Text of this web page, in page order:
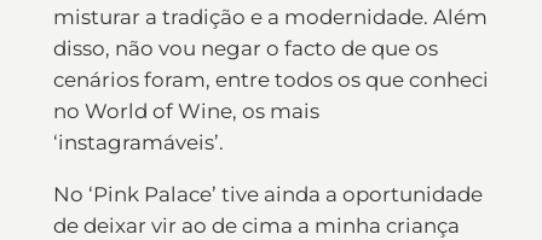
misturar a tradição e a modernidade. Além
disso, não vou negar o facto de que os
cenários foram, entre todos os que conheci
no World of Wine, os mais
‘instagramáveis’.
No ‘Pink Palace’ tive ainda a oportunidade
de deixar vir ao de cima a minha criança